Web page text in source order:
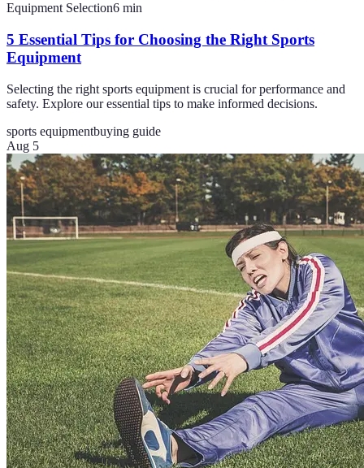
Equipment Selection6 min
5 Essential Tips for Choosing the Right Sports
Equipment
Selecting the right sports equipment is crucial for performance and
safety. Explore our essential tips to make informed decisions.
sports equipmentbuying guide
Aug 5